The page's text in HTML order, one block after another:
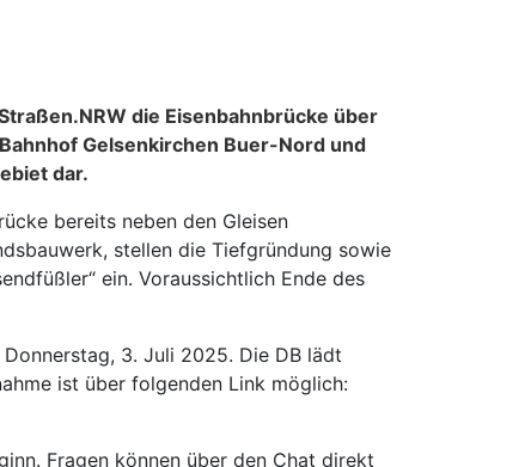
die Eisenbahnbrücke über
Gelsenkirchen Buer-Nord und
dar.
bereits neben den Gleisen
stellen die Tiefgründung sowie
ein. Voraussichtlich Ende des
3. Juli 2025. Die DB lädt
ist über folgenden Link möglich:
Fragen können über den Chat direkt